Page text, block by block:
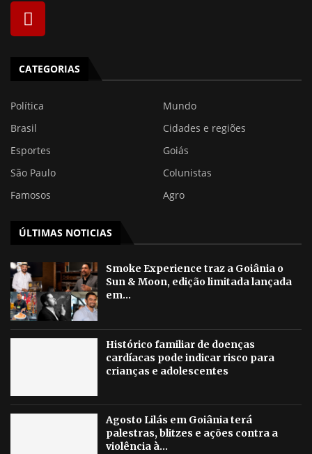
CATEGORIAS
Política
Mundo
Brasil
Cidades e regiões
Esportes
Goiás
São Paulo
Colunistas
Famosos
Agro
ÚLTIMAS NOTICIAS
Smoke Experience traz a Goiânia o
Sun & Moon, edição limitada lançada
em...
Histórico familiar de doenças
cardíacas pode indicar risco para
crianças e adolescentes
Agosto Lilás em Goiânia terá
palestras, blitzes e ações contra a
violência à...